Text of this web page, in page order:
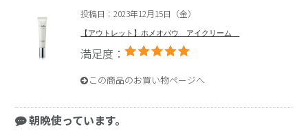
投稿日：2023年12月15日（金）
【アウトレット】ホメオバウ アイクリーム
満足度：
この商品のお買い物ページへ
朝晩使っています。